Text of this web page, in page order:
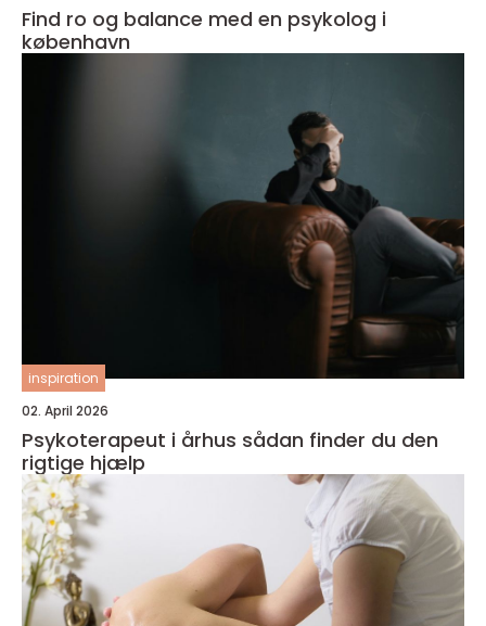
Find ro og balance med en psykolog i
københavn
inspiration
02. April 2026
Psykoterapeut i århus sådan finder du den
rigtige hjælp